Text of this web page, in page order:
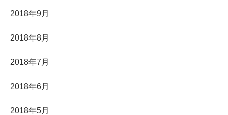
2018年9月
2018年8月
2018年7月
2018年6月
2018年5月